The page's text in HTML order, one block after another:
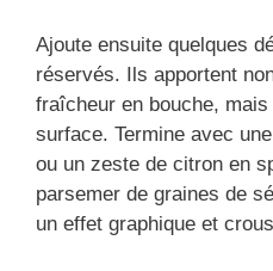
Ajoute ensuite quelques
réservés. Ils apportent
fraîcheur en bouche,
surface. Termine avec
ou un zeste de citron en
parsemer de graines de
un effet graphique et